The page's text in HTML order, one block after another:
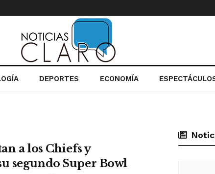
DEPORTES ECONOMÍA
a los Chiefs y
segundo Super Bowl